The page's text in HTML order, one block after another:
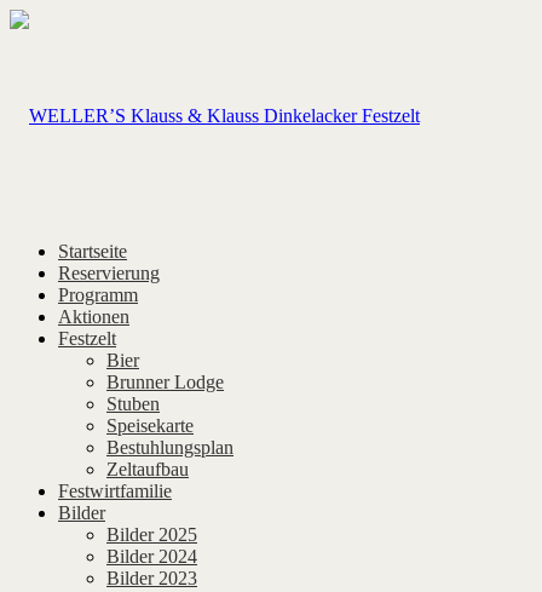
Startseite
Reservierung
Programm
Aktionen
Festzelt
Bier
Brunner Lodge
Stuben
Speisekarte
Bestuhlungsplan
Zeltaufbau
Festwirtfamilie
Bilder
Bilder 2025
Bilder 2024
Bilder 2023